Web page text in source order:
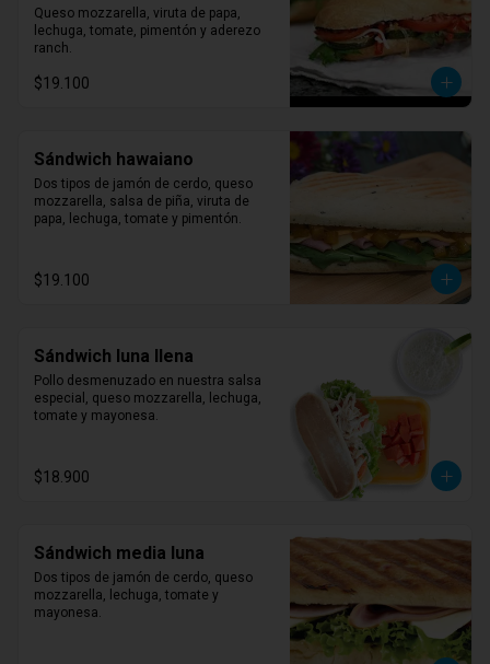
Queso mozzarella, viruta de papa,
lechuga, tomate, pimentón y aderezo
ranch.
$19.100
Sándwich hawaiano
Dos tipos de jamón de cerdo, queso
mozzarella, salsa de piña, viruta de
papa, lechuga, tomate y pimentón.
$19.100
Sándwich luna llena
Pollo desmenuzado en nuestra salsa
especial, queso mozzarella, lechuga,
tomate y mayonesa.
$18.900
Sándwich media luna
Dos tipos de jamón de cerdo, queso
mozzarella, lechuga, tomate y
mayonesa.